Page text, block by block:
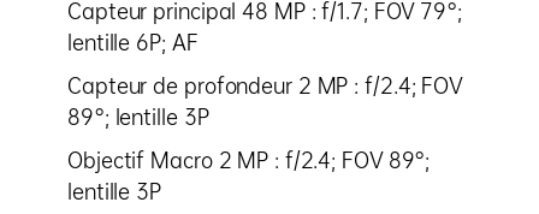
Capteur principal 48 MP : f/1.7; FOV 79°;
lentille 6P; AF
Capteur de profondeur 2 MP : f/2.4; FOV
89°; lentille 3P
Objectif Macro 2 MP : f/2.4; FOV 89°;
lentille 3P